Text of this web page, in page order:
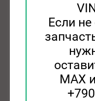
Характеристики
Если
MAX